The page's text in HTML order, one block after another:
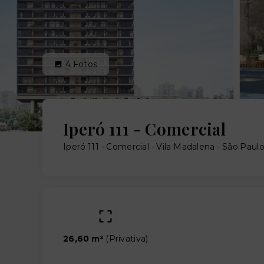
4 Fotos
Iperó 111 - Comercial
Iperó 111 - Comercial -Vila Madalena - São
26,60 m² ( Privativa)